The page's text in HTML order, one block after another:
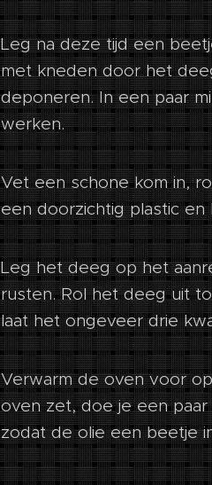
Leg na deze tijd een
met kneden door het
deponeren. In een paar
werken.
Vet een schone kom in,
een doorzichtig plastic
Leg het deeg op het
rusten. Rol het deeg uit
laat het ongeveer drie
Verwarm de oven voor
oven zet, doe je een
zodat de olie een beetje